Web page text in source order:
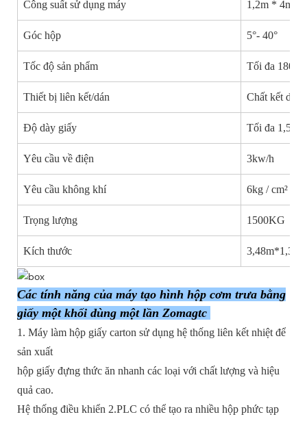
Công suất sử dụng máy 1,2m * 4m
Góc hộp 5°- 40°
Tốc độ sản phẩm Tối đa 180
Thiết bị liên kết/dán Chất kết
Độ dày giấy Tối đa 1,5mm
Yêu cầu về điện 3kw/h
Yêu cầu không khí 6kg / cm² *
Trọng lượng 1500KG
Kích thước
Các tính năng của máy tạo hình hộp cơm trưa bằng
giấy một khối dùng một lần Zomagtc
1. Máy làm hộp giấy carton sử dụng hệ thống liên kết nhiệt để
sản xuất
hộp giấy đựng thức ăn nhanh các loại với chất lượng và hiệu
quả cao.
Hệ thống điều khiển 2.PLC có thể tạo ra nhiều hộp phức tạp